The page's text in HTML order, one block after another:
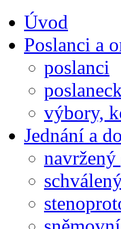
Úvod
Poslanci a
poslanci
výbory,
Jednání a
navržený